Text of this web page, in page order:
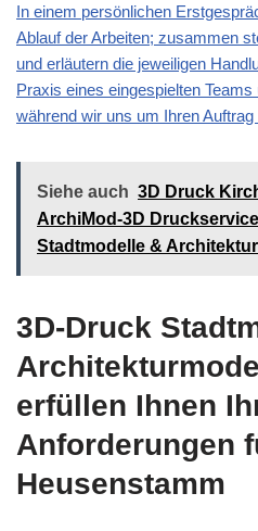
In einem persönlichen
Ablauf der Arbeiten; zusammen
und erläutern die jeweiligen
Praxis eines eingespielten
während wir uns um Ihren
Siehe auch 3D Druck
ArchiMod-3D
Stadtmodelle &
3D-Druck
erfüllen Ihnen
Anforderungen
Heusenstamm